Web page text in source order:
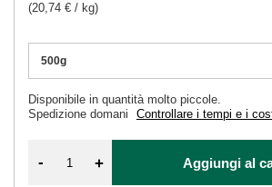
500g
Disponibile in quantità molto piccole
Spedizione domani Controllare i tempi e i
(20,74 € / kg)
- + Aggiungi al